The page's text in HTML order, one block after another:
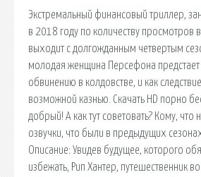
Экстремальный финансовый триллер,
в 2018 году по количеству просмотров
выходит с долгожданным четвертым
молодая женщина Персефона
обвинению в колдовстве, и как
возможной казнью. Скачать HD порно
добрый! А как тут советовать? Кому, что
озвучки, что были в предыдущих сезонах
Описание: Увидев будущее, которого
избежать, Рип Хантер, путешественник